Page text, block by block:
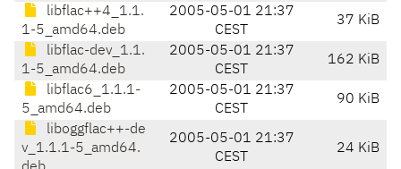
libflac++4_1.1.
1-5_amd64.deb
2005-05-01 21:37
CEST
37 KiB
libflac-dev_1.1.
1-5_amd64.deb
2005-05-01 21:37
CEST
162 KiB
libflac6_1.1.1-
5_amd64.deb
2005-05-01 21:37
CEST
90 KiB
liboggflac++-de
v_1.1.1-5_amd64.
2005-05-01 21:37
CEST
24 KiB